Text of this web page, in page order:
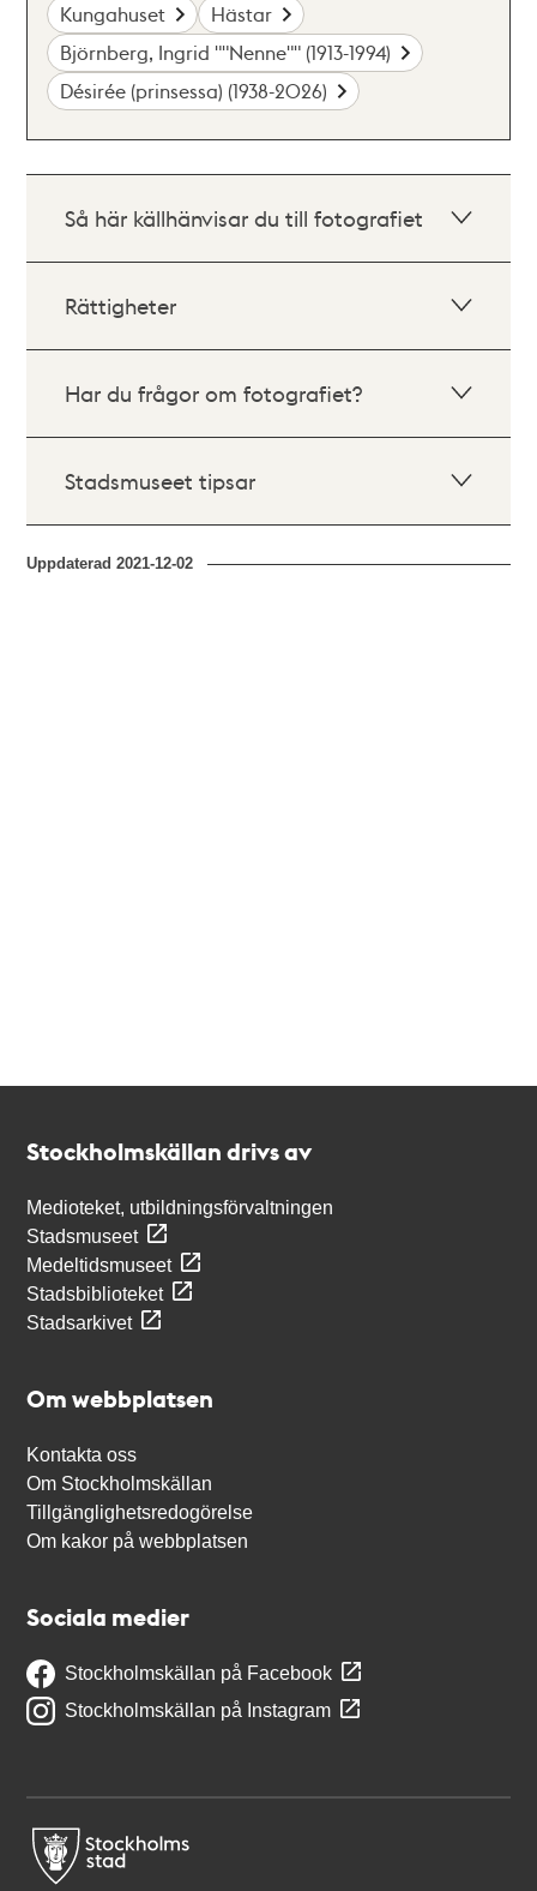
Kungahuset
Hästar
Björnberg, Ingrid ""Nenne"" (1913-1994)
Désirée (prinsessa) (1938-2026)
Så här källhänvisar du till fotografiet
Rättigheter
Har du frågor om fotografiet?
Stadsmuseet tipsar
Uppdaterad2021-12-02
Stockholmskällan drivs av
Medioteket, utbildningsförvaltningen
Stadsmuseet
Medeltidsmuseet
Stadsbiblioteket
Stadsarkivet
Om webbplatsen
Kontakta oss
Om Stockholmskällan
Tillgänglighetsredogörelse
Om kakor på webbplatsen
Sociala medier
Stockholmskällan på Facebook
Stockholmskällan på Instagram